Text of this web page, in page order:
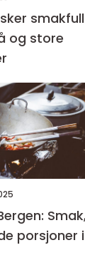
og store
porsjoner i